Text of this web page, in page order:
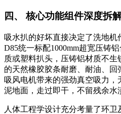
四、 核心功能组件深度拆
吸水扒的好坏直接决定了洗地机
D85统一标配1000mm超宽压铸
质或塑料扒头，压铸铝材质不
的天然橡胶胶条耐磨、耐油、回
吸风电机带来的强劲真空吸力
泥地面，走过即干，不留残余水
人体工程学设计充分考量了环